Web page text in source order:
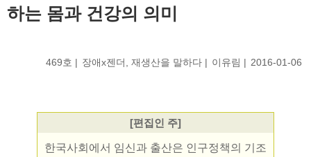
하는 몸과 건강의 의미
469호 장애x젠더, 재생산을 말하다 이유림 2016-01-06
[편집인 주]
한국사회에서 임신과 출산은 인구정책의 기조